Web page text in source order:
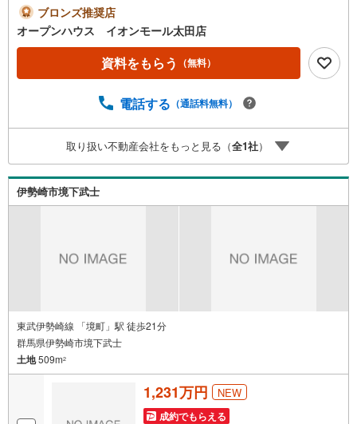
軽にご連絡ください！現地を見学される場合は「室内・現
地を見学する（無料）」ボタンよりご希望の日時をご記入
いただけますとスムーズにご案内が可能です。◎現地のご
案内について・平日や夜遅い時間帯もご案内が可能 ※定休
日を除く・経験豊富なスタッフが物件詳細を丁寧にご説明
で送迎します。・チャイルドシートのご用意ございます。
いう方も大歓迎です！年間8000棟以上の限定物件を発表し
ているオープンハウスだから出会える物件が多数ございま
す。ぜひお気軽にご連絡・ご相談ください！※限定物件:当
社のみ、もしくは当社を含めた数社でのみご紹介可能なオ
ブロンズ推奨店
オープンハウス イオンモール太田店
資料をもらう （無料）
電話する （通話料無料）
取り扱い不動産会社をもっと見る（全1社）
伊勢崎市境下武士
東武伊勢崎線 「境町」駅 徒歩21分
群馬県伊勢崎市境下武士
土地509m2
1,231万円 NEW
成約でもらえる